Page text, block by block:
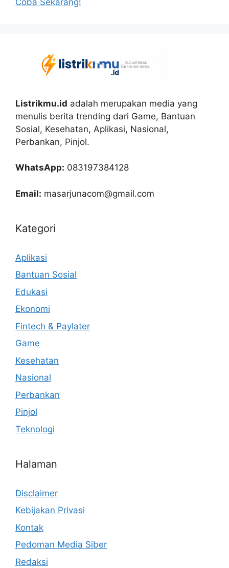
Coba Sekarang!
Listrikmu.id adalah merupakan media yang
menulis berita trending dari Game, Bantuan
Sosial, Kesehatan, Aplikasi, Nasional,
Perbankan, Pinjol.
WhatsApp: 083197384128
Email: masarjunacom@gmail.com
Kategori
Aplikasi
Bantuan Sosial
Edukasi
Ekonomi
Fintech & Paylater
Game
Kesehatan
Nasional
Perbankan
Pinjol
Teknologi
Halaman
Disclaimer
Kebijakan Privasi
Kontak
Pedoman Media Siber
Redaksi